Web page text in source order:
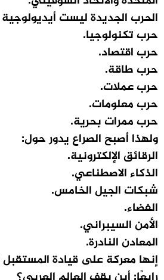
الحرب الجديدة ليست
حرب تكنولوجيا.
حرب اقتصاد.
حرب طاقة.
حرب عملات.
حرب معلومات.
حرب ممرات بحرية.
ولهذا أصبح الصراع يدور حول:
الرقائق الإلكترونية.
الذكاء الاصطناعي.
شبكات الجيل الخامس.
الفضاء.
الأمن السيبراني.
المعادن النادرة.
إنها معركة على قيادة